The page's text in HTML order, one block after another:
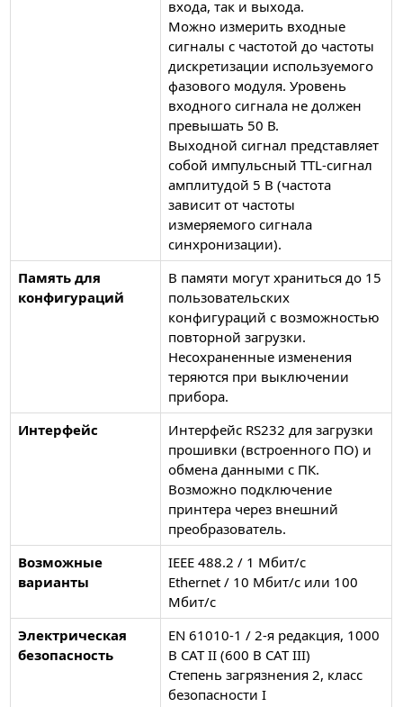
входа, так и выхода.
Можно измерить входные
сигналы с частотой до частоты
дискретизации используемого
фазового модуля. Уровень
входного сигнала не должен
превышать 50 В.
Выходной сигнал представляет
собой импульсный TTL-сигнал
амплитудой 5 В (частота
зависит от частоты
измеряемого сигнала
синхронизации).
Память для
конфигураций
В памяти могут храниться до 15
пользовательских
конфигураций с возможностью
повторной загрузки.
Несохраненные изменения
теряются при выключении
прибора.
Интерфейс
Интерфейс RS232 для загрузки
прошивки (встроенного ПО) и
обмена данными с ПК.
Возможно подключение
принтера через внешний
преобразователь.
Возможные
варианты
IEEE 488.2 / 1 Мбит/с
Ethernet / 10 Мбит/с или 100
Мбит/с
Электрическая
безопасность
EN 61010-1 / 2-я редакция, 1000
В CAT II (600 В CAT III)
Степень загрязнения 2, класс
безопасности I